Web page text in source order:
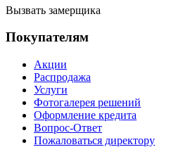
Вызвать замерщика
Покупателям
Акции
Распродажа
Услуги
Фотогалерея решений
Оформление кредита
Вопрос-Ответ
Пожаловаться директору